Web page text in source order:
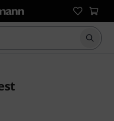
3377 értékelés alapján